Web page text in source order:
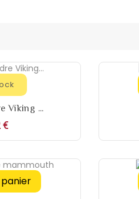
Viking ...
€Prix